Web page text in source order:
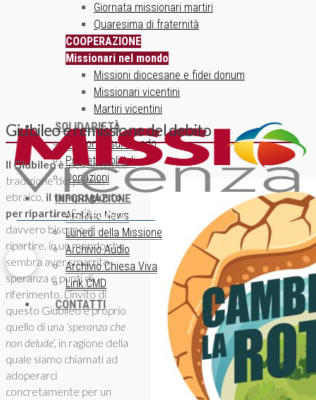
Giornata missionari martiri
Quaresima di fraternità
COOPERAZIONE
Missionari nel mondo
Missioni diocesane e fidei donum
Missionari vicentini
Martiri vicentini
SOLIDARIETÀ
Un ponte sul mondo
Progetti solidali
Donazioni
INFORMAZIONE
Archivio News
Lunedì della Missione
Archivio Audio
Archivio Chiesa Viva
Link CMD
CONTATTI
ISCRIZIONE NEWSLETTER
Giubileo e remissione del debito
Il Giubileo è, per un’antica
tradizione del popolo
ebraico, il tempo giusto
per ripartire.E c’è
davvero bisogno di
ripartire, in un mondo che
sembra aver smarrito
speranza e punti di
riferimento. L’invito di
questo Giubileo è proprio
quello di una ‘speranza che
non delude’, in ragione della
quale siamo chiamati ad
adoperarci
concretamente per un